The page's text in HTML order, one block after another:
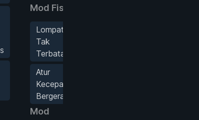
Mod Fisika
Lompatan
Tak
Terbatas
Atur
Kecepatan
Bergerak
Mod